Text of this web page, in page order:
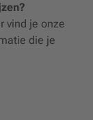
vind je onze
die je